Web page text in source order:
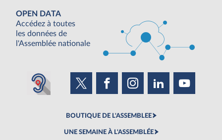
OPEN DATA
Accédez à toutes
les données de
l'Assemblée nationale
BOUTIQUE DE L'ASSEMBLEE
UNE SEMAINE À L'ASSEMBLÉE